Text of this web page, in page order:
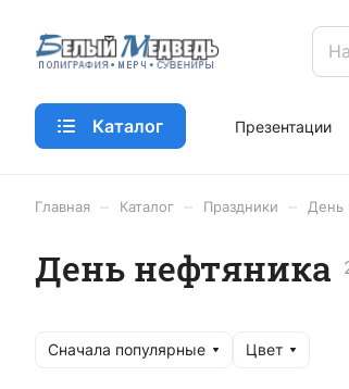
Каталог Презентации
Главная Каталог Праздники День
День нефтяника
Сначала популярные Цвет